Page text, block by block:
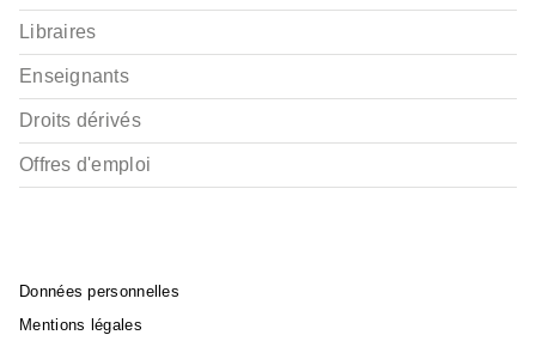
Libraires
Enseignants
Droits dérivés
Offres d'emploi
Données personnelles
Mentions légales